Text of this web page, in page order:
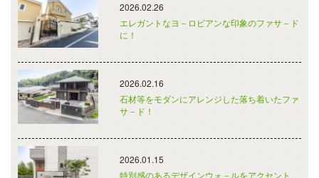
2026.02.26
エレガントなヨ－ロピアンな印象のファサ－ド
に！
2026.02.16
石材等をモダンにアレンジした落ち着いたファ
サ－ド！
2026.01.15
特別感のあるデザインウォ－ルをアクセント